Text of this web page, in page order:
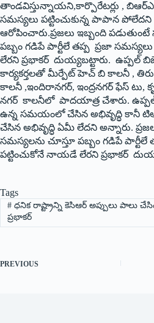
తాండవిస్తున్నాయని,కార్పొరేటర్లు ,
సమస్యలు పట్టించుకున్న పాపాన పోలేదని
ఆరోపించారు.ప్రజలు ఇబ్బంది పడుతుంటే
పబ్బం గడిపే పార్టీలే తప్ప ప్రజా
లేరని ప్రభాకర్ దుయ్యబట్టారు. ఉప్పల్
కార్యకర్తలతో మీర్పేట్ హెచ్ బి కాలనీ ,
కాలనీ ,ఇందిరానగర్, ఇంద్రనగర్ ఫేస్ టు,
నగర్ కాలనీలో పాదయాత్ర చేశారు.
ఉన్న సమయంలో చేసిన అభివృద్ధి కానీ
చేసిన అభివృద్ధి ఏమీ లేదని అన్నారు.
సమస్యలను చూస్తూ పబ్బం గడిపే పార్టీలే
పట్టించుకోనే నాయడే లేరని ప్రభాకర్
Tags
#ధనిక రాష్ట్రాన్ని కెసిఆర్ అప్పులు పాలు
ప్రభాకర్
PREVIOUS